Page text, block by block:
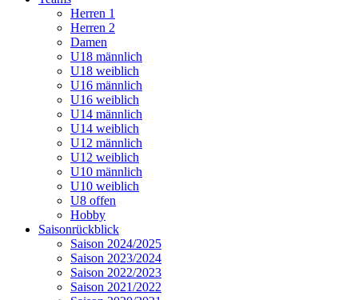
Herren 1
Herren 2
Damen
U18 männlich
U18 weiblich
U16 männlich
U16 weiblich
U14 männlich
U14 weiblich
U12 männlich
U12 weiblich
U10 männlich
U10 weiblich
U8 offen
Hobby
Saisonrückblick
Saison 2024/2025
Saison 2023/2024
Saison 2022/2023
Saison 2021/2022